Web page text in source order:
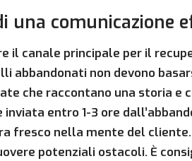
una comunicazione
il canale principale per il
abbandonati non devono
che raccontano una storia e
inviata entro 1-3 ore
fresco nella mente del
potenziali ostacoli. È